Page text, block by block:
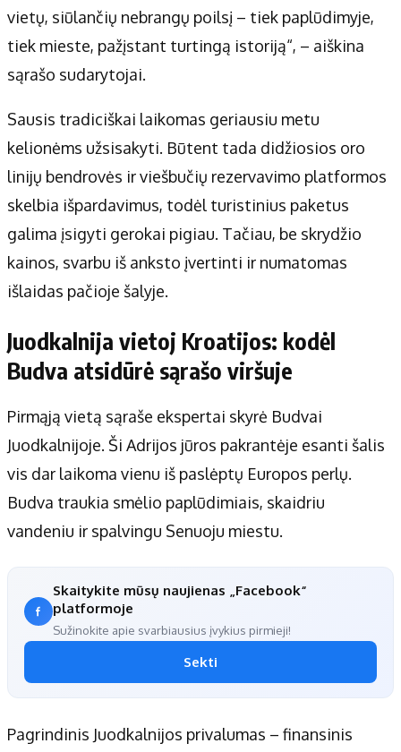
vietų, siūlančių nebrangų poilsį – tiek paplūdimyje,
tiek mieste, pažįstant turtingą istoriją“, – aiškina
sąrašo sudarytojai.
Sausis tradiciškai laikomas geriausiu metu
kelionėms užsisakyti. Būtent tada didžiosios oro
linijų bendrovės ir viešbučių rezervavimo platformos
skelbia išpardavimus, todėl turistinius paketus
galima įsigyti gerokai pigiau. Tačiau, be skrydžio
kainos, svarbu iš anksto įvertinti ir numatomas
išlaidas pačioje šalyje.
Juodkalnija vietoj Kroatijos: kodėl
Budva atsidūrė sąrašo viršuje
Pirmąją vietą sąraše ekspertai skyrė Budvai
Juodkalnijoje. Ši Adrijos jūros pakrantėje esanti šalis
vis dar laikoma vienu iš paslėptų Europos perlų.
Budva traukia smėlio paplūdimiais, skaidriu
vandeniu ir spalvingu Senuoju miestu.
Skaitykite mūsų naujienas „Facebook“
platformoje
Sužinokite apie svarbiausius įvykius pirmieji!
Sekti
Pagrindinis Juodkalnijos privalumas – finansinis